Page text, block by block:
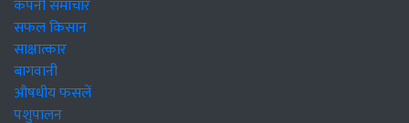
कंपनी समाचार
सफल किसान
साक्षात्कार
बागवानी
औषधीय फसलें
पशुपालन